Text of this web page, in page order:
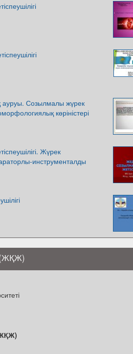
ауруы. Созылмалы жүрек
көріністері
Жүрек
инструменталды
(ЖҚЖ)